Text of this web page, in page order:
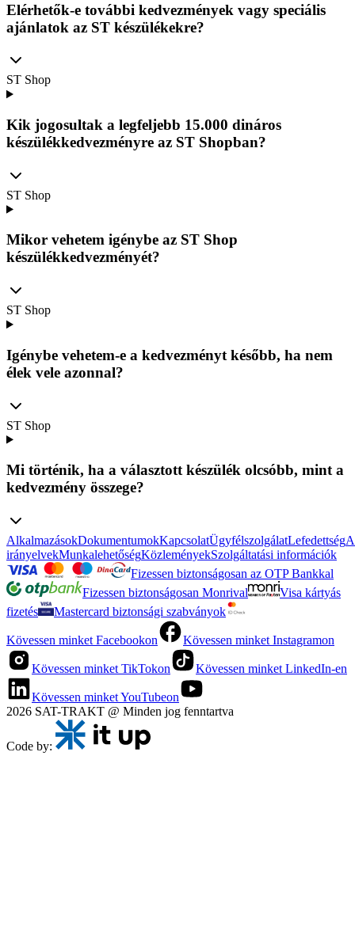
Elérhetők-e további kedvezmények vagy speciális
ajánlatok az ST készülékekre?
ST Shop
Kik jogosultak a legfeljebb 15.000 dináros
készülékkedvezményre az ST Shopban?
ST Shop
Mikor vehetem igénybe az ST Shop
készülékkedvezményét?
ST Shop
Igénybe vehetem-e a kedvezményt később, ha nem
élek vele azonnal?
ST Shop
Mi történik, ha a választott készülék olcsóbb, mint a
kedvezmény összege?
AlkalmazásokDokumentumokKapcsolatÜgyfélszolgálatLefedettség
irányelvekMunkalehetőségKözleményekSzolgáltatási információk
Fizessen biztonságosan az OTP Bankkal
Fizessen biztonságosan Monrival
Visa kártyás
fizetés
Mastercard biztonsági szabványok
Kövessen minket Facebookon Kövessen minket Instagramon
Kövessen minket TikTokon Kövessen minket LinkedIn-en
Kövessen minket YouTubeon
2026 SAT-TRAKT @ Minden jog fenntartva
Code by: